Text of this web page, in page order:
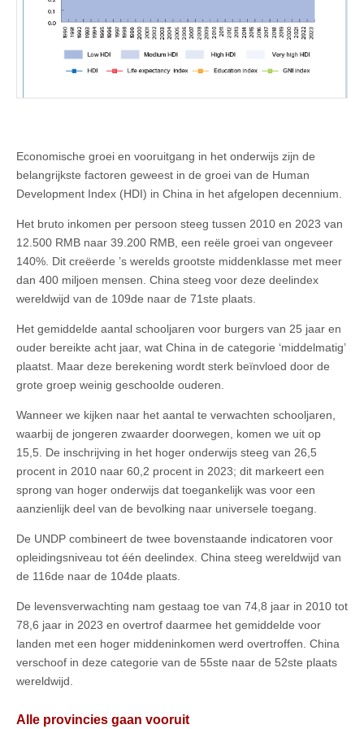
Economische groei en vooruitgang in het onderwijs zijn de
belangrijkste factoren geweest in de groei van de Human
Development Index (HDI) in China in het afgelopen decennium.
Het bruto inkomen per persoon steeg tussen 2010 en 2023 van
12.500 RMB naar 39.200 RMB, een reële groei van ongeveer
140%. Dit creëerde ’s werelds grootste middenklasse met meer
dan 400 miljoen mensen. China steeg voor deze deelindex
wereldwijd van de 109de naar de 71ste plaats.
Het gemiddelde aantal schooljaren voor burgers van 25 jaar en
ouder bereikte acht jaar, wat China in de categorie ‘middelmatig’
plaatst. Maar deze berekening wordt sterk beïnvloed door de
grote groep weinig geschoolde ouderen.
Wanneer we kijken naar het aantal te verwachten schooljaren,
waarbij de jongeren zwaarder doorwegen, komen we uit op
15,5. De inschrijving in het hoger onderwijs steeg van 26,5
procent in 2010 naar 60,2 procent in 2023; dit markeert een
sprong van hoger onderwijs dat toegankelijk was voor een
aanzienlijk deel van de bevolking naar universele toegang.
De UNDP combineert de twee bovenstaande indicatoren voor
opleidingsniveau tot één deelindex. China steeg wereldwijd van
de 116de naar de 104de plaats.
De levensverwachting nam gestaag toe van 74,8 jaar in 2010 tot
78,6 jaar in 2023 en overtrof daarmee het gemiddelde voor
landen met een hoger middeninkomen werd overtroffen. China
verschoof in deze categorie van de 55ste naar de 52ste plaats
wereldwijd.
Alle provincies gaan vooruit